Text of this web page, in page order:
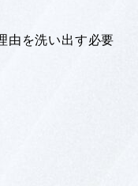
由を洗い出す必要